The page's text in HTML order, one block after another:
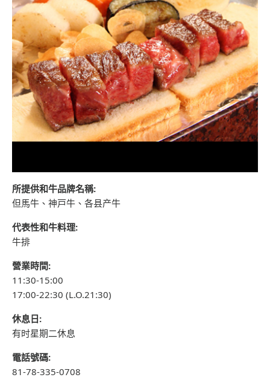
所提供和牛品牌名稱:
但馬牛、神戸牛、各县产牛
代表性和牛料理:
牛排
營業時間:
11:30-15:00
17:00-22:30 (L.O.21:30)
休息日:
有时星期二休息
電話號碼:
81-78-335-0708